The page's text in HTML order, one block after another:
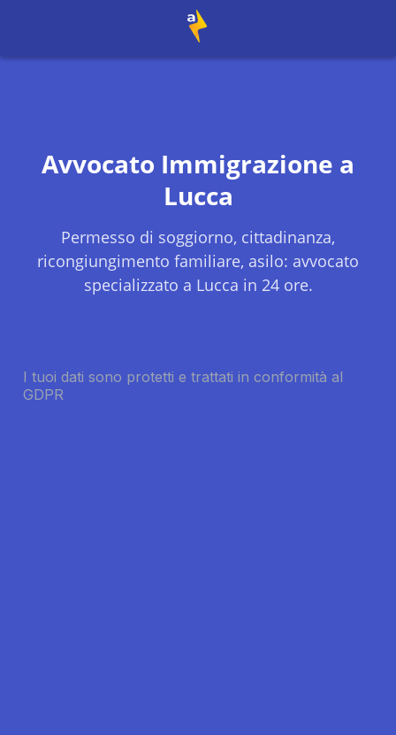
Avvocato Immigrazione a
Lucca
Permesso di soggiorno, cittadinanza,
ricongiungimento familiare, asilo: avvocato
specializzato a Lucca in 24 ore.